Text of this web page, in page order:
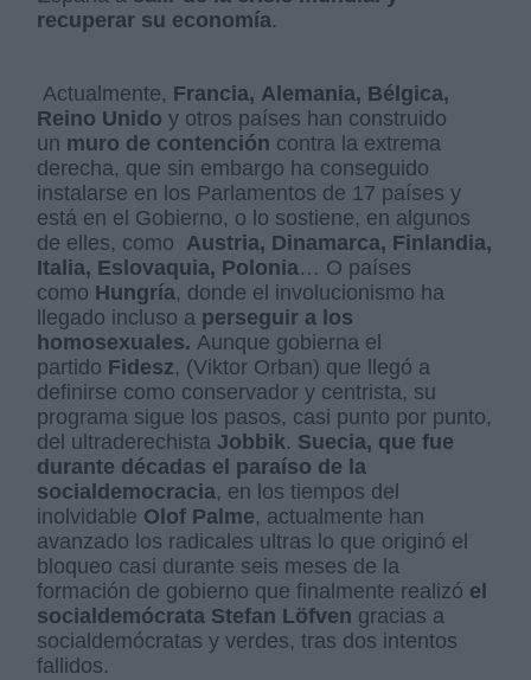
recuperar su economía.
Actualmente, Francia, Alemania, Bélgica,
Reino Unido y otros países han construido
un muro de contención contra la extrema
derecha, que sin embargo ha conseguido
instalarse en los Parlamentos de 17 países y
está en el Gobierno, o lo sostiene, en algunos
de elles, como Austria, Dinamarca, Finlandia,
Italia, Eslovaquia, Polonia… O países
como Hungría, donde el involucionismo ha
llegado incluso a perseguir a los
homosexuales. Aunque gobierna el
partido Fidesz, (Viktor Orban) que llegó a
definirse como conservador y centrista, su
programa sigue los pasos, casi punto por punto,
del ultraderechista Jobbik. Suecia, que fue
durante décadas el paraíso de la
socialdemocracia, en los tiempos del
inolvidable Olof Palme, actualmente han
avanzado los radicales ultras lo que originó el
bloqueo casi durante seis meses de la
formación de gobierno que finalmente realizó el
socialdemócrata Stefan Löfven gracias a
socialdemócratas y verdes, tras dos intentos
fallidos.